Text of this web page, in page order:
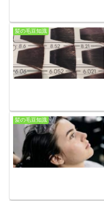
髪の毛豆知識
髪の毛豆知識